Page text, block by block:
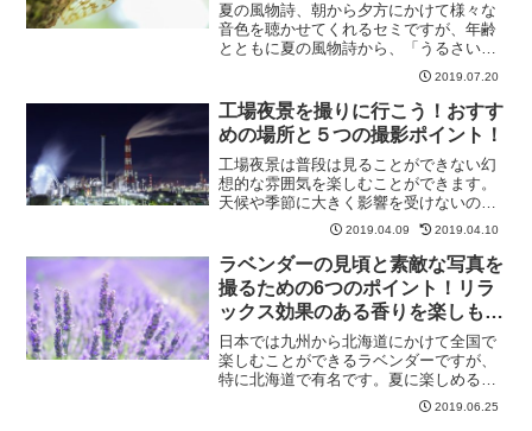
夏の風物詩、朝から夕方にかけて様々な
音色を聴かせてくれるセミですが、年齢
とともに夏の風物詩から、「うるさい」
「暑い季節がやってきた」と思う人も多
いと思います。そんなセミも写真のメイ
ン被写体と考えると夏らしい季節感のあ
る魅力的な写真に収めるこ...
2019.07.20
工場夜景を撮りに行こう！おすす
めの場所と５つの撮影ポイント！
工場夜景は普段は見ることができない幻
想的な雰囲気を楽しむことができます。
天候や季節に大きく影響を受けないので
いつでも楽しむことができます今回は工
場夜景の撮り方をご紹介します。撮影場
所工場夜景の撮影スポットは日本各地に
あるコンビナートや工業地...
2019.04.09 2019.04.10
ラベンダーの見頃と素敵な写真を
撮るための6つのポイント！リラ
ックス効果のある香りを楽しも
う！
日本では九州から北海道にかけて全国で
楽しむことができるラベンダーですが、
特に北海道で有名です。夏に楽しめる鮮
やかな紫色の花を見て楽しむだけでなく
フローラルな香りでアロマなどでもよく
2019.06.25